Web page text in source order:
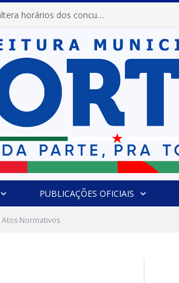
Prefeitura de Portel prorroga inscrições e altera horários dos concursos “Musa” e “Miss Mix Verão 2026”
PUBLICAÇÕES OFICIAIS
Atos Normativos